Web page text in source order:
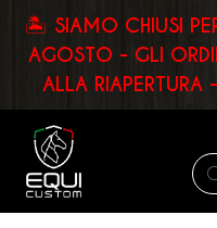
🏝️ SIAMO CHIUSI
AGOSTO - GLI
ALLA RIAPERTURA